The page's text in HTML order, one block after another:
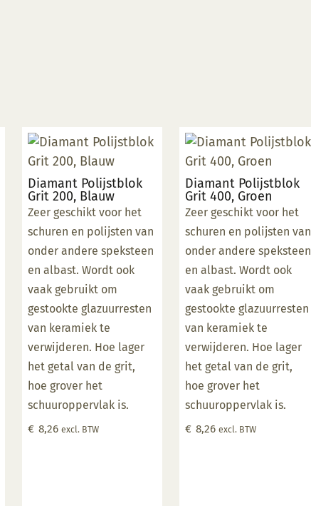
Diamant Polijstblok
Grit 200, Blauw
Zeer geschikt voor het
schuren en polijsten van
onder andere speksteen
en albast. Wordt ook
vaak gebruikt om
gestookte glazuurresten
van keramiek te
verwijderen. Hoe lager
het getal van de grit,
hoe grover het
schuuroppervlak is.
€ 8,26 excl. BTW
Diamant Polijstblok
Grit 400, Groen
Zeer geschikt voor het
schuren en polijsten van
onder andere speksteen
en albast. Wordt ook
vaak gebruikt om
gestookte glazuurresten
van keramiek te
verwijderen. Hoe lager
het getal van de grit,
hoe grover het
schuuroppervlak is.
€ 8,26 excl. BTW